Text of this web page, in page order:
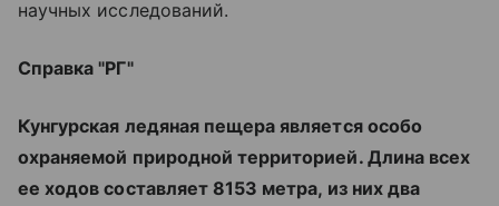
научных исследований.
Справка "РГ"
Кунгурская ледяная пещера является особо
охраняемой природной территорией. Длина всех
ее ходов составляет 8153 метра, из них два